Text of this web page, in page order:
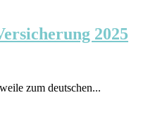
2025
zum deutschen...